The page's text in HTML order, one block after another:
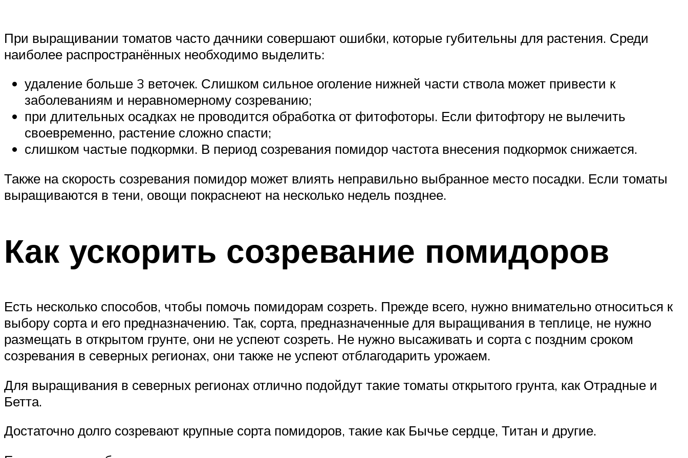
При выращивании томатов часто дачники совершают ошибки, которые губительны для растения. Среди
наиболее распространённых необходимо выделить:
удаление больше 3 веточек. Слишком сильное оголение нижней части ствола может привести к
заболеваниям и неравномерному созреванию;
при длительных осадках не проводится обработка от фитофоторы. Если фитофтору не вылечить
своевременно, растение сложно спасти;
слишком частые подкормки. В период созревания помидор частота внесения подкормок снижается.
Также на скорость созревания помидор может влиять неправильно выбранное место посадки. Если томаты
выращиваются в тени, овощи покраснеют на несколько недель позднее.
Как ускорить созревание помидоров
Есть несколько способов, чтобы помочь помидорам созреть. Прежде всего, нужно внимательно относиться к
выбору сорта и его предназначению. Так, сорта, предназначенные для выращивания в теплице, не нужно
размещать в открытом грунте, они не успеют созреть. Не нужно высаживать и сорта с поздним сроком
созревания в северных регионах, они также не успеют отблагодарить урожаем.
Для выращивания в северных регионах отлично подойдут такие томаты открытого грунта, как Отрадные и
Бетта.
Достаточно долго созревают крупные сорта помидоров, такие как Бычье сердце, Титан и другие.